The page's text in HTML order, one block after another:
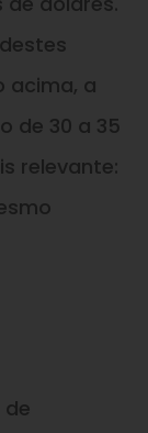
acima, a
de 30 a 35
relevante: